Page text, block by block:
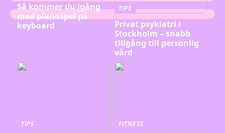
Så kommer du igång
med pianospel på
keyboard
TIPS
Privat psykiatri i
Stockholm – snabb
tillgång till personlig
vård
TIPS FITNESS